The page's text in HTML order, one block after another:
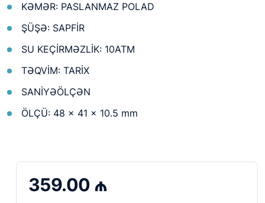
KƏMƏR: PASLANMAZ POLAD
ŞÜŞƏ: SAPFİR
SU KEÇİRMƏZLİK: 10ATM
TƏQVİM: TARİX
SANİYƏÖLÇƏN
ÖLÇÜ: 48 × 41 × 10.5 mm
359.00 ₼